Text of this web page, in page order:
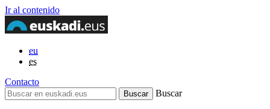
Ir al contenido
eu
es
Contacto
Buscar